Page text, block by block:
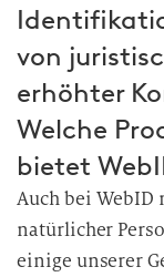
von
erhöhter
Welche
bietet
Auch bei
natürlicher
einige unserer